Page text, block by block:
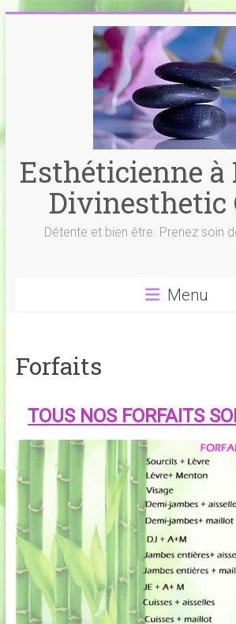
Esthéticienne
Divinesthetic
Détente et bien être. Prenez soin
Menu
Forfaits
TOUS NOS FORFAITS